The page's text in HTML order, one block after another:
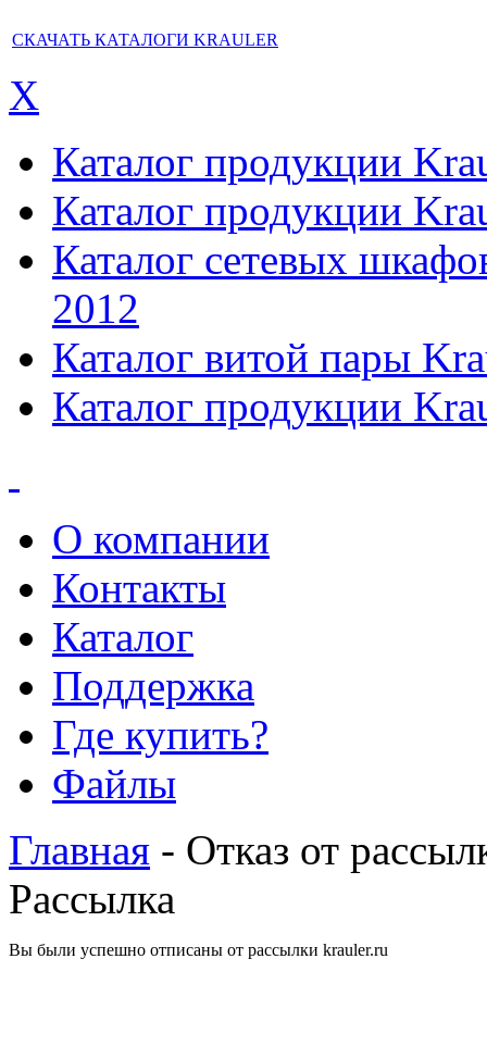
СКАЧАТЬ КАТАЛОГИ KRAULER
X
Каталог продукции
Каталог продукции
Каталог сетевых
2012
Каталог витой пары
Каталог продукции
О компании
Контакты
Каталог
Поддержка
Где купить?
Файлы
Главная - Отказ от
Рассылка
Вы были успешно отписаны от рассылки krauler.ru